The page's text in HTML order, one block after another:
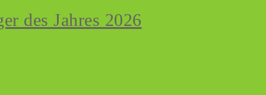
des Jahres 2026